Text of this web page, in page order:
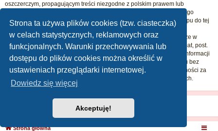
Strona ta używa plików cookies (tzw. ciasteczka)
w celach statystycznych, reklamowych oraz
funkcjonalnych. Warunki przechowywania lub
dostępu do plików cookies można określić w
ustawieniach przeglądarki internetowej.
Dowiedz się więcej
Akceptuję!
oszczerczym, propagującym treści niezgodne z polskim prawem lub
naruszającym cudze prawa autorskie i dobra osobiste. Naruszenie tego
zakazu może skutkować dla ciebie całkowitym zablokowaniem dostępu do tej
witryny, a twój dostawca internetu zostanie powiadomiony o twoim
niewłaściwym zachowaniu. Wyrażasz zgodę na to, że „Beatudia” może w
każdej chwili usunąć, zmienić, przenieść lub zamknąć każdy twój temat, post.
Wyrażasz zgodę na zapisywanie wszystkich podanych przez ciebie informacji
w naszej bazie danych. Informacje te nie będą przekazywane nikomu bez
twojej zgody, ale ani „Beatudia”, ani phpBB nie ponosi odpowiedzialności za
włamania do witryny, podczas których może dojść do kradzieży danych.
Strona główna